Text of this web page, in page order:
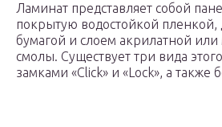
Ламинат представляет собой
покрытую водостойкой пленкой,
бумагой и слоем акрилатной
смолы. Существует три вида
замками «Click» и «Lock», а также